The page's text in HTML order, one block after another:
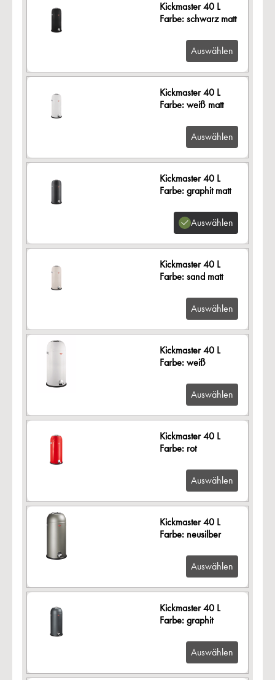
Kickmaster 40 L
Farbe: schwarz matt
Auswählen
Kickmaster 40 L
Farbe: weiß matt
Auswählen
Kickmaster 40 L
Farbe: graphit matt
Auswählen
Kickmaster 40 L
Farbe: sand matt
Auswählen
Kickmaster 40 L
Farbe: weiß
Auswählen
Kickmaster 40 L
Farbe: rot
Auswählen
Kickmaster 40 L
Farbe: neusilber
Auswählen
Kickmaster 40 L
Farbe: graphit
Auswählen